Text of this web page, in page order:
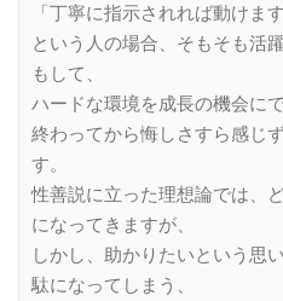
「丁寧に指示されれば動けます
という人の場合、そもそも活
もして、
ハードな環境を成長の機会にで
終わってから悔しさすら感じ
す。
性善説に立った理想論では、
になってきますが、
しかし、助かりたいという思
駄になってしまう、